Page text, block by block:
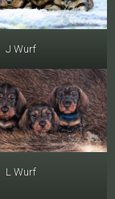
J Wurf
L Wurf